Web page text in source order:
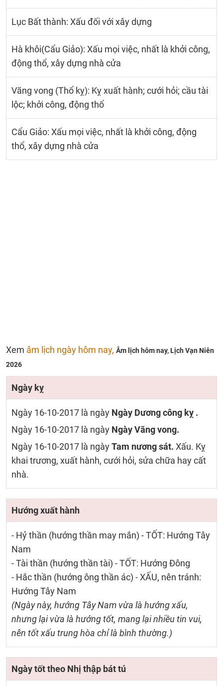
Lục Bất thành: Xấu đối với xây dựng
Hà khôi(Cẩu Giảo): Xấu mọi việc, nhất là khởi công,
động thổ, xây dựng nhà cửa
Vãng vong (Thổ kỵ): Kỵ xuất hành; cưới hỏi; cầu tài
lộc; khởi công, động thổ
Cẩu Giảo: Xấu mọi việc, nhất là khởi công, động
thổ, xây dựng nhà cửa
Xem âm lịch ngày hôm nay, Âm lịch hôm nay, Lịch Vạn Niên
2026
Ngày kỵ
Ngày 16-10-2017 là ngày Ngày Dương công kỵ .
Ngày 16-10-2017 là ngày Ngày Vãng vong.
Ngày 16-10-2017 là ngàyTam nương sát. Xấu. Kỵ
khai trương, xuất hành, cưới hỏi, sửa chữa hay cất
nhà.
Hướng xuất hành
- Hỷ thần (hướng thần may mắn) - TỐT: Hướng Tây
Nam
- Tài thần (hướng thần tài) - TỐT: Hướng Đông
- Hắc thần (hướng ông thần ác) - XẤU, nên tránh:
Hướng Tây Nam
(Ngày này, hướng Tây Nam vừa là hướng xấu,
nhưng lại vừa là hướng tốt, mang lại nhiều tin vui,
nên tốt xấu trung hòa chỉ là bình thường.)
Ngày tốt theo Nhị thập bát tú